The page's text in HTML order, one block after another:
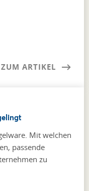
ZUM ARTIKEL
Mit welchen
passende
zu